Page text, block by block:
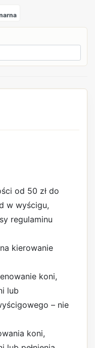
od 50 zł do
w wyścigu,
regulaminu
kierowanie
koni,
lub
– nie
koni,